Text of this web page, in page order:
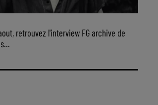
retrouvez l'interview FG archive de